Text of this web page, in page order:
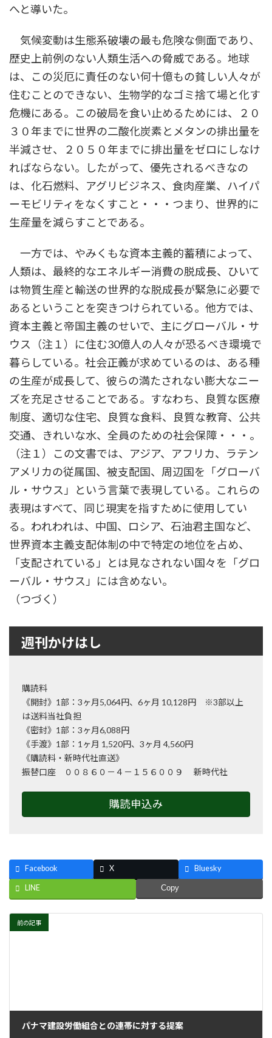
へと導いた。
気候変動は生態系破壊の最も危険な側面であり、
歴史上前例のない人類生活への脅威である。地球
は、この災厄に責任のない何十億もの貧しい人々が
住むことのできない、生物学的なゴミ捨て場と化す
危機にある。この破局を食い止めるためには、２０
３０年までに世界の二酸化炭素とメタンの排出量を
半減させ、２０５０年までに排出量をゼロにしなけ
ればならない。したがって、優先されるべきなの
は、化石燃料、アグリビジネス、食肉産業、ハイパ
ーモビリティをなくすこと・・・つまり、世界的に
生産量を減らすことである。
一方では、やみくもな資本主義的蓄積によって、
人類は、最終的なエネルギー消費の脱成長、ひいて
は物質生産と輸送の世界的な脱成長が緊急に必要で
あるということを突きつけられている。他方では、
資本主義と帝国主義のせいで、主にグローバル・サ
ウス（注１）に住む30億人の人々が恐るべき環境で
暮らしている。社会正義が求めているのは、ある種
の生産が成長して、彼らの満たされない膨大なニー
ズを充足させることである。すなわち、良質な医療
制度、適切な住宅、良質な食料、良質な教育、公共
交通、きれいな水、全員のための社会保障・・・。
（注１）この文書では、アジア、アフリカ、ラテン
アメリカの従属国、被支配国、周辺国を「グローバ
ル・サウス」という言葉で表現している。これらの
表現はすべて、同じ現実を指すために使用してい
る。われわれは、中国、ロシア、石油君主国など、
世界資本主義支配体制の中で特定の地位を占め、
「支配されている」とは見なされない国々を「グロ
ーバル・サウス」には含めない。
（つづく）
週刊かけはし
購読料
《開封》1部：3ヶ月5,064円、6ヶ月 10,128円 ※3部以上
は送料当社負担
《密封》1部：3ヶ月6,088円
《手渡》1部：1ヶ月 1,520円、3ヶ月 4,560円
《購読料・新時代社直送》
振替口座 ００８６０－４－１５６００９ 新時代社
購読申込み
Facebook X Bluesky
LINE Copy
前の記事
パナマ建設労働組合との連帯に対する提案